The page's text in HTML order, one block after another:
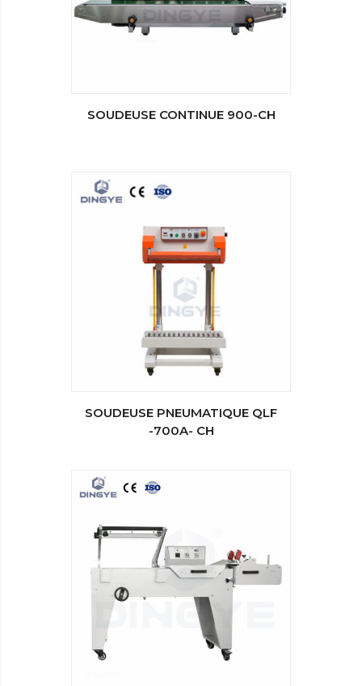
SOUDEUSE CONTINUE 900-CH
SOUDEUSE PNEUMATIQUE QLF
-700A- CH